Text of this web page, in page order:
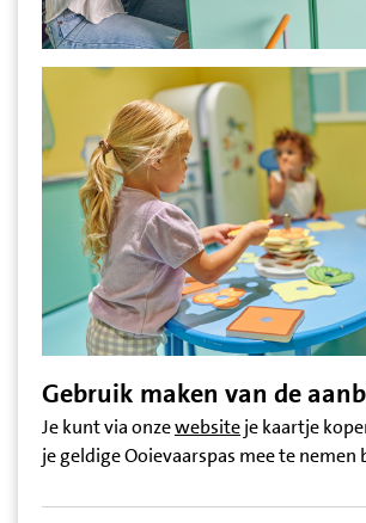
Gebruik maken van de
Je kunt via onzewebsiteje kaartje
je geldige Ooievaarspas mee te nemen